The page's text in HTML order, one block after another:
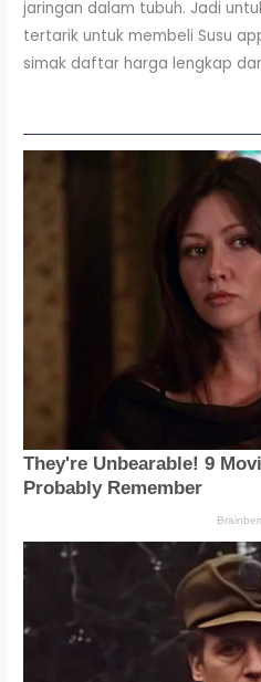
jaringan dalam tubuh. Jadi
tertarik untuk membeli Susu
simak daftar harga lengkap